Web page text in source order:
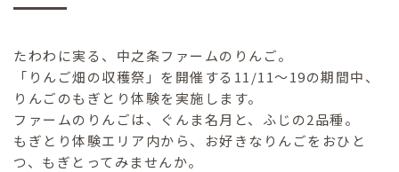
たわわに実る、中之条ファームのりんご。
「りんご畑の収穫祭」を開催する11/11～19の期間中、
りんごのもぎとり体験を実施します。
ファームのりんごは、ぐんま名月と、ふじの2品種。
もぎとり体験エリア内から、お好きなりんごをおひと
つ、もぎとってみませんか。